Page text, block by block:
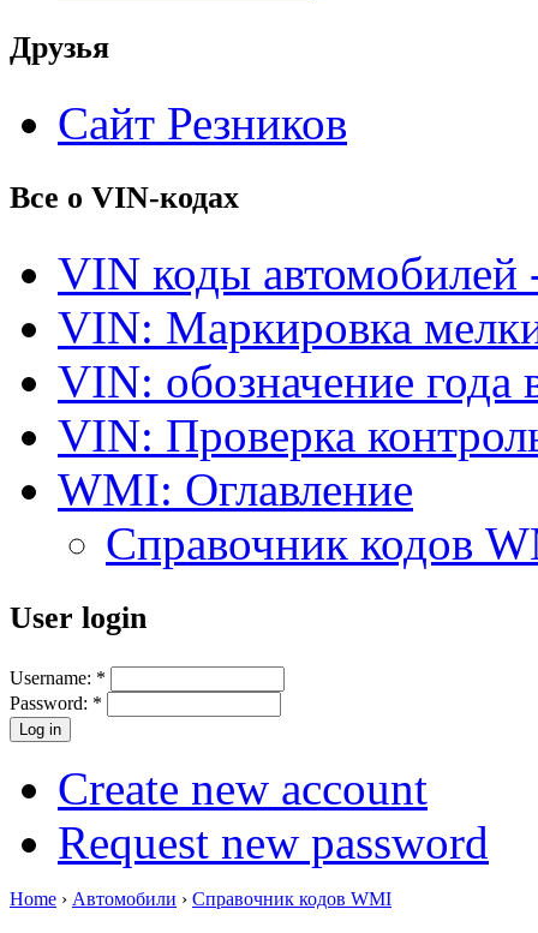
Друзья
Сайт Резников
Все о VIN-кодах
VIN коды автомобилей
VIN: Маркировка
VIN: обозначение года
VIN: Проверка
WMI: Оглавление
Справочник кодов
User login
Username: *
Password: *
Create new account
Request new password
Home › Автомобили › Справочник кодов WMI